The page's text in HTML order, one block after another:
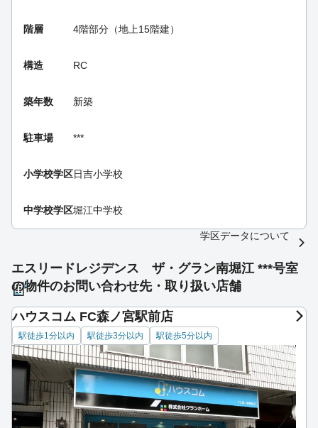
階層 4階部分（地上15階建）
構造 RC
築年数 新築
駐車場 ***
小学校学区日吉小学校
中学校学区堀江中学校
学区データについて
エスリードレジデンス ザ・グラン南堀江 ***号室
の物件のお問い合わせ先・取り扱い店舗
ハウスコム FC森ノ宮駅前店
駅徒歩1分以内 駅徒歩3分以内 駅徒歩5分以内